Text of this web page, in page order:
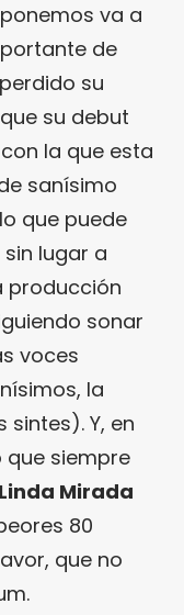
va a
de
su
su debut
la que esta
sanísimo
que puede
sin lugar a
producción
sonar
voces
la
Y, en
siempre
Linda Mirada
80
que no